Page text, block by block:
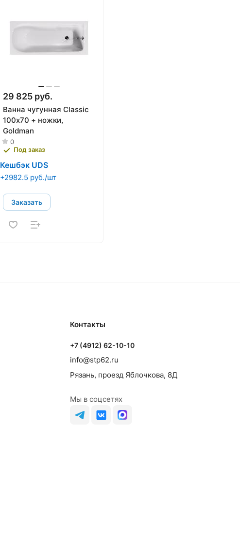
29 825 руб.
Ванна чугунная Classic
100х70 + ножки,
Goldman
0
Под заказ
Кешбэк UDS
+2982.5 руб./шт
Заказать
Контакты
+7 (4912) 62-10-10
info@stp62.ru
Рязань, проезд Яблочкова, 8Д
Мы в соцсетях